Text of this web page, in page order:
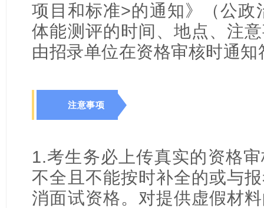
项目和标准>的通知》（公政
体能测评的时间、地点、注
由招录单位在资格审核时通
注意事项
1.考生务必上传真实的资格
不全且不能按时补全的或与
消面试资格。对提供虚假材